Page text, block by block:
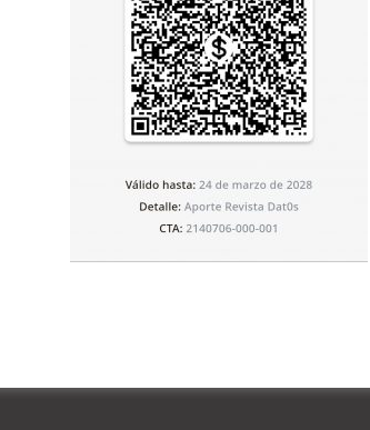
sin palabras, muy feliz,
Comité Nobel de Medicina, quien se
en la Universidad de Munichy en el
de uno de los 2.000 artículos científicos
remarcó David Pendlebury,
por la obtención de premios Nobel. Su
1982 por sus descubrimientos sobre las